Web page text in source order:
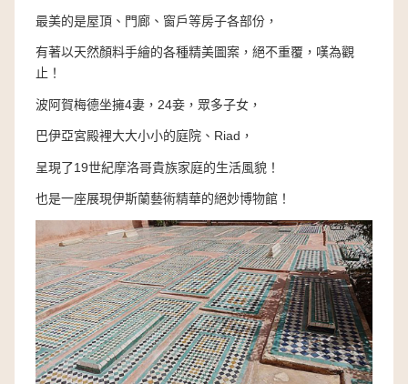
最美的是屋頂、門廊、窗戶等房子各部份，
有著以天然顏料手繪的各種精美圖案，絕不重覆，嘆為觀
止！
波阿賀梅德坐擁4妻，24妾，眾多子女，
巴伊亞宮殿裡大大小小的庭院、Riad，
呈現了19世紀摩洛哥貴族家庭的生活風貌！
也是一座展現伊斯蘭藝術精華的絕妙博物館！